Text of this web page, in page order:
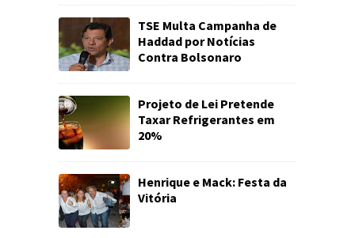
TSE Multa Campanha de
Haddad por Notícias
Contra Bolsonaro
Projeto de Lei Pretende
Taxar Refrigerantes em
20%
Henrique e Mack: Festa da
Vitória